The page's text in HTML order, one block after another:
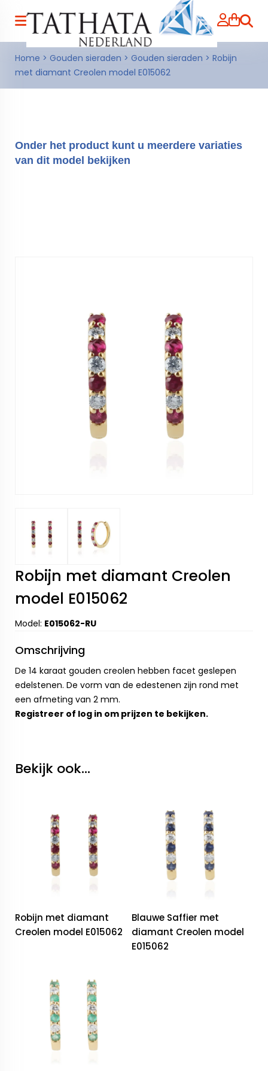
Home > Gouden sieraden > Gouden sieraden > Robijn
met diamant Creolen model E015062
Onder het product kunt u meerdere variaties
van dit model bekijken
Robijn met diamant Creolen
model E015062
Model: E015062-RU
Omschrijving
De 14 karaat gouden creolen hebben facet geslepen
edelstenen. De vorm van de edestenen zijn rond met
een afmeting van 2 mm.
Registreer of log in om prijzen te bekijken.
Bekijk ook...
Robijn met diamant
Creolen model E015062
Blauwe Saffier met
diamant Creolen model
E015062